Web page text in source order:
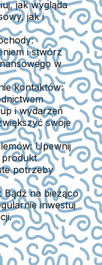
jak wygląda
jak i
i stwórz
w
kontaktów:
i wydarzeń
swoje
Upewnij
produkt
potrzeby
Bądź na bieżąco
inwestuj